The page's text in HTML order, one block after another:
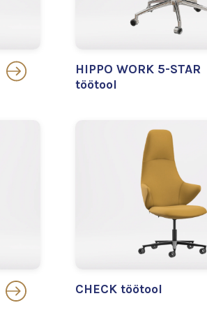
HIPPO WORK 5-STAR
töötool
CHECK töötool